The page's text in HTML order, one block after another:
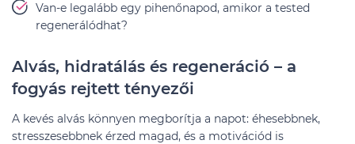
Van-e legalább egy pihenőnapod, amikor a tested
regenerálódhat?
Alvás, hidratálás és regeneráció – a
fogyás rejtett tényezői
A kevés alvás könnyen megborítja a napot: éhesebbnek,
stresszesebbnek érzed magad, és a motivációd is